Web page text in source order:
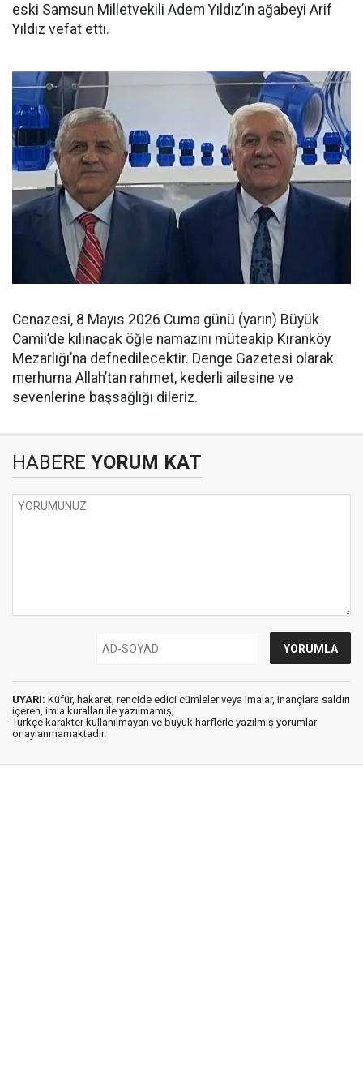
eski Samsun Milletvekili Adem Yıldız’ın ağabeyi Arif
Yıldız vefat etti.
Cenazesi, 8 Mayıs 2026 Cuma günü (yarın) Büyük
Camii’de kılınacak öğle namazını müteakip Kıranköy
Mezarlığı’na defnedilecektir. Denge Gazetesi olarak
merhuma Allah’tan rahmet, kederli ailesine ve
sevenlerine başsağlığı dileriz.
HABERE YORUM KAT
UYARI: Küfür, hakaret, rencide edici cümleler veya imalar, inançlara saldırı
içeren, imla kuralları ile yazılmamış,
Türkçe karakter kullanılmayan ve büyük harflerle yazılmış yorumlar
onaylanmamaktadır.